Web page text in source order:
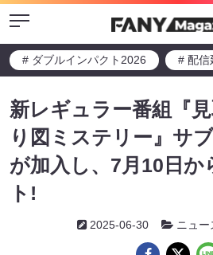
Menu
# ダブルインパクト2026 # 配信
新レギュラー番組『
り図ミステリー』サ
が加入し、7月10日か
ト!
2025-06-30 ニュー